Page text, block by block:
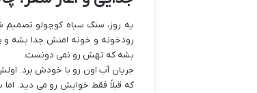
یه روز، سنگ سیاه کوچولو تصمیم
رودخونه و خونه امنش جدا بشه و
بشه که تهش رو نمی دونست.
جریان آب اون رو با خودش برد.
که قبلاً فقط خوابش رو می دید.